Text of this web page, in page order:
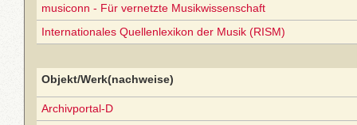
musiconn - Für vernetzte Musikwissenschaft
Internationales Quellenlexikon der Musik (RISM)
Objekt/Werk(nachweise)
Archivportal-D